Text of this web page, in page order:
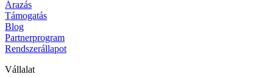
Árazás
Támogatás
Blog
Partnerprogram
Rendszerállapot
Vállalat